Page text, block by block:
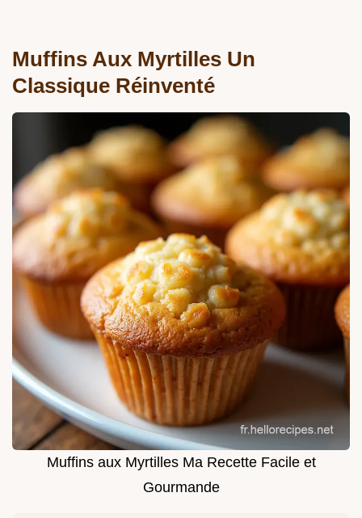
Muffins Aux Myrtilles Un
Classique Réinventé
Muffins aux Myrtilles Ma Recette Facile et
Gourmande